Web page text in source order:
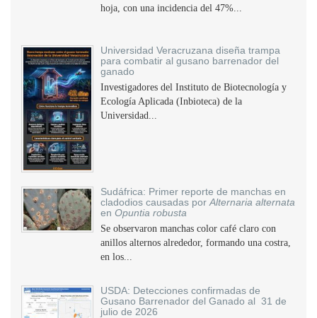
hoja, con una incidencia del 47%...
Universidad Veracruzana diseña trampa
para combatir al gusano barrenador del
ganado
Investigadores del Instituto de Biotecnología y
Ecología Aplicada (Inbioteca) de la
Universidad...
Sudáfrica: Primer reporte de manchas en
cladodios causadas por Alternaria alternata
en Opuntia robusta
Se observaron manchas color café claro con
anillos alternos alrededor, formando una costra,
en los...
USDA: Detecciones confirmadas de
Gusano Barrenador del Ganado al 31 de
julio de 2026